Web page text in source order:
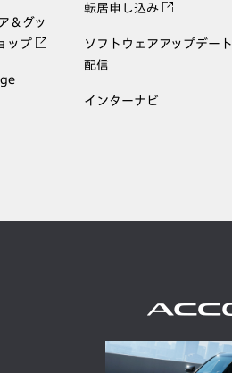
＆グッ
ップ
転居申し込み
ソフトウェアアップデート
配信
インターナビ